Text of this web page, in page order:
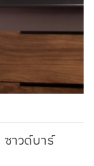
ซาวด์บาร์